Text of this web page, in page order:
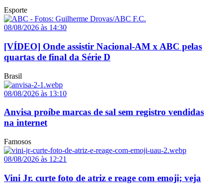
Esporte
08/08/2026 às 14:30
[VÍDEO] Onde assistir Nacional-AM x ABC pelas
quartas de final da Série D
Brasil
08/08/2026 às 13:10
Anvisa proíbe marcas de sal sem registro vendidas
na internet
Famosos
08/08/2026 às 12:21
Vini Jr. curte foto de atriz e reage com emoji; veja